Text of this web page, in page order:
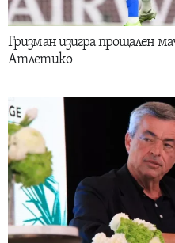
Гризман изигра прощален
Атлетико